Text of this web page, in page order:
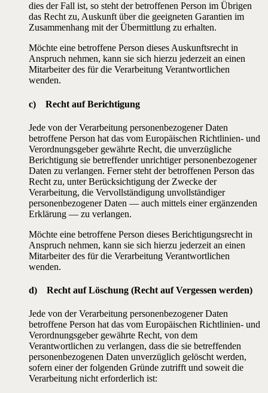
dies der Fall ist, so steht der betroffenen Person im Übrigen
das Recht zu, Auskunft über die geeigneten Garantien im
Zusammenhang mit der Übermittlung zu erhalten.
Möchte eine betroffene Person dieses Auskunftsrecht in
Anspruch nehmen, kann sie sich hierzu jederzeit an einen
Mitarbeiter des für die Verarbeitung Verantwortlichen
wenden.
c) Recht auf Berichtigung
Jede von der Verarbeitung personenbezogener Daten
betroffene Person hat das vom Europäischen Richtlinien- und
Verordnungsgeber gewährte Recht, die unverzügliche
Berichtigung sie betreffender unrichtiger personenbezogener
Daten zu verlangen. Ferner steht der betroffenen Person das
Recht zu, unter Berücksichtigung der Zwecke der
Verarbeitung, die Vervollständigung unvollständiger
personenbezogener Daten — auch mittels einer ergänzenden
Erklärung — zu verlangen.
Möchte eine betroffene Person dieses Berichtigungsrecht in
Anspruch nehmen, kann sie sich hierzu jederzeit an einen
Mitarbeiter des für die Verarbeitung Verantwortlichen
wenden.
d) Recht auf Löschung (Recht auf Vergessen werden)
Jede von der Verarbeitung personenbezogener Daten
betroffene Person hat das vom Europäischen Richtlinien- und
Verordnungsgeber gewährte Recht, von dem
Verantwortlichen zu verlangen, dass die sie betreffenden
personenbezogenen Daten unverzüglich gelöscht werden,
sofern einer der folgenden Gründe zutrifft und soweit die
Verarbeitung nicht erforderlich ist: